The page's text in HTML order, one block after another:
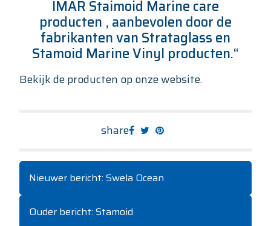
IMAR Staimoid Marine care
producten , aanbevolen door de
fabrikanten van Strataglass en
Stamoid Marine Vinyl producten.“
Bekijk de producten op onze website.
share
Nieuwer bericht: Swela Ocean
Ouder bericht: Stamoid